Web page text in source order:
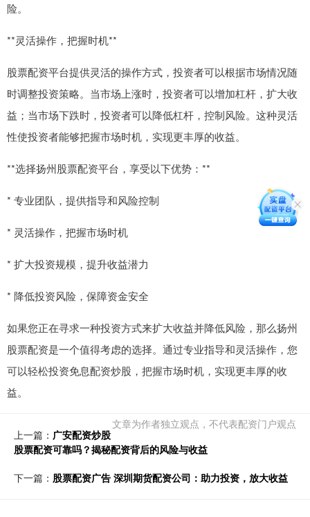
险。
**灵活操作，把握时机**
股票配资平台提供灵活的操作方式，投资者可以根据市场情况随
时调整投资策略。当市场上涨时，投资者可以增加杠杆，扩大收
益；当市场下跌时，投资者可以降低杠杆，控制风险。这种灵活
性使投资者能够把握市场时机，实现更丰厚的收益。
**选择扬州股票配资平台，享受以下优势：**
* 专业团队，提供指导和风险控制
* 灵活操作，把握市场时机
* 扩大投资规模，提升收益潜力
* 降低投资风险，保障资金安全
如果您正在寻求一种投资方式来扩大收益并降低风险，那么扬州
股票配资是一个值得考虑的选择。通过专业指导和灵活操作，您
可以轻松投资免息配资炒股，把握市场时机，实现更丰厚的收
益。
文章为作者独立观点，不代表配资门户观点
上一篇： 广安配资炒股
股票配资可靠吗？揭秘配资背后的风险与收益
下一篇： 股票配资广告 深圳期货配资公司：助力投资，放大收益